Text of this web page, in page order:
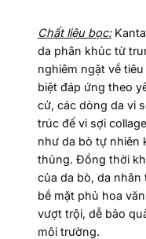
Chất liệu bọc:
da phân khúc từ
nghiêm ngặt về
biệt đáp ứng theo
cử, các dòng da vi
trúc đế vi sợi
như da bò tự nhiên
thủng. Đồng thời
của da bò, da nhân
bề mặt phủ hoa
vượt trội, dễ bảo
môi trường.